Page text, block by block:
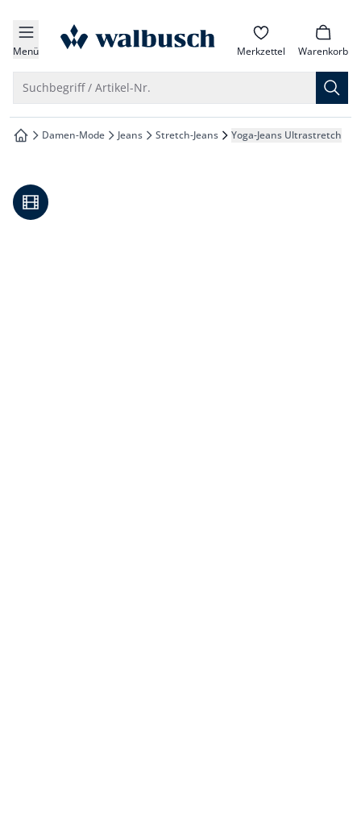
springen
springen
springen
springen
Menü zur Startseite Merkzettel Warenkorb
Suchbegriff / Artikel-Nr.
zur Startseite
Damen-Mode Jeans Stretch-Jeans Yoga-Jeans Ultrastretch
Video